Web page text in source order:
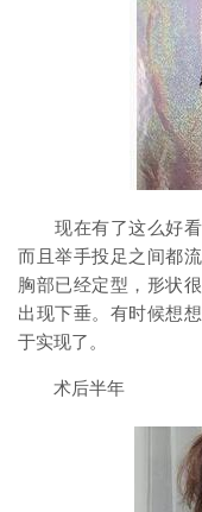
现在有了这么好看
而且举手投足之间都
胸部已经定型，形状
出现下垂。有时候想
于实现了。
术后半年